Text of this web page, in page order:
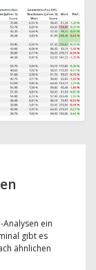
ein
gibt es
ähnlichen